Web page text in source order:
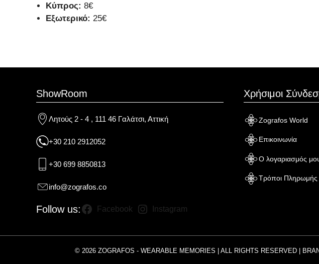
Κύπρος: 8€
Εξωτερικό: 25€
ShowRoom
Λητούς 2 - 4 , 111 46 Γαλάτσι, Αττική
+30 210 2912052
+30 699 8850813
info@zografos.co
Follow us: Facebook Instagram
Χρήσιμοι
Zografos World
Επικοινωνία
Ο λογαριασμός
Τρόποι Πληρωμής
© 2026 ZOGRAFOS - WEARABLE MEMORIES | ALL RIGHTS RESERVED |